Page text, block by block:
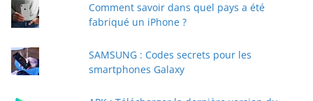
Comment savoir dans quel pays a été
fabriqué un iPhone ?
SAMSUNG : Codes secrets pour les
smartphones Galaxy